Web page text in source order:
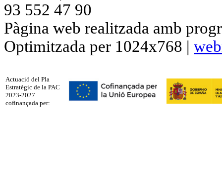
93 552 47 90
Pàgina web realitzada amb
Optimitzada per 1024x768 |
Actuació del Pla
Estratègic de la PAC
2023-2027
cofinançada per: